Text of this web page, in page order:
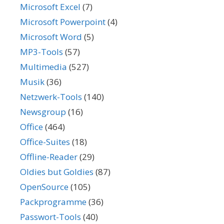
Microsoft Excel (7)
Microsoft Powerpoint(4)
Microsoft Word (5)
MP3-Tools (57)
Multimedia (527)
Musik(36)
Netzwerk-Tools (140)
Newsgroup (16)
Office(464)
Office-Suites (18)
Offline-Reader(29)
Oldies but Goldies (87)
OpenSource(105)
Packprogramme(36)
Passwort-Tools (40)